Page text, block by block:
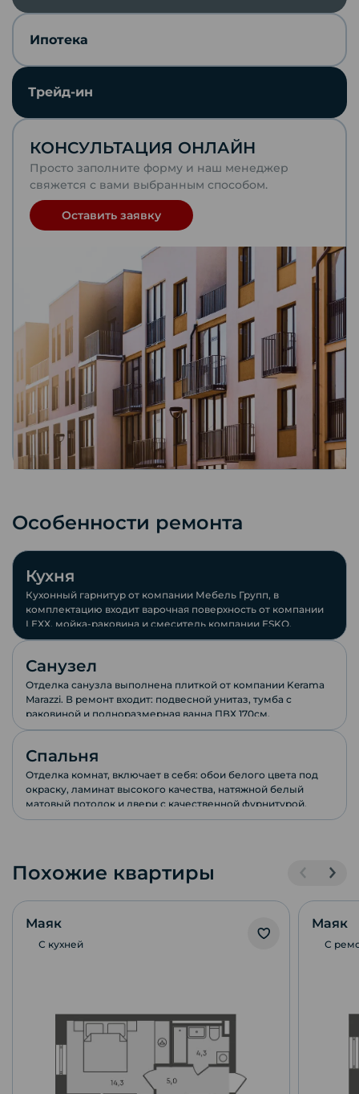
Скопировать ссылку
Отправить по почте
VKontakte
WhatsApp
Ипотека
Трейд-ин
КОНСУЛЬТАЦИЯ ОНЛАЙН
Просто заполните форму и наш менеджер
свяжется с вами выбранным способом.
Оставить заявку
Особенности ремонта
Кухня
Кухонный гарнитур от компании Мебель Групп, в
комплектацию входит варочная поверхность от компании
LEXX, мойка-раковина и смеситель компании ESKO.
Санузел
Отделка санузла выполнена плиткой от компании Keramа
Marazzi. В ремонт входит: подвесной унитаз, тумба с
раковиной и полноразмерная ванна ПВХ 170см.
Спальня
Отделка комнат, включает в себя: обои белого цвета под
окраску, ламинат высокого качества, натяжной белый
матовый потолок и двери с качественной фурнитурой.
Похожие квартиры
Маяк
С кухней
Маяк
С